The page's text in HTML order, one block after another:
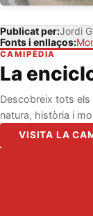
Publicat per:Jordi
Fonts i enllaços:
CAMIPÈDIA
La
Descobreix tots
natura, història i
VISITA LA